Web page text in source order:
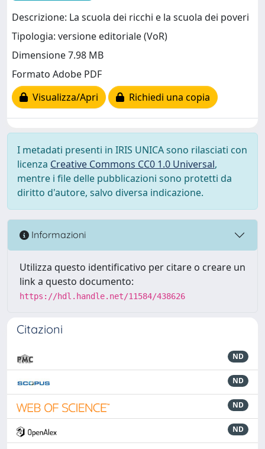
Descrizione: La scuola dei ricchi e la scuola dei poveri
Tipologia: versione editoriale (VoR)
Dimensione 7.98 MB
Formato Adobe PDF
Visualizza/Apri
Richiedi una copia
I metadati presenti in IRIS UNICA sono rilasciati con
licenza Creative Commons CC0 1.0 Universal,
mentre i file delle pubblicazioni sono protetti da
diritto d'autore, salvo diversa indicazione.
Informazioni
Utilizza questo identificativo per citare o creare un
link a questo documento:
https://hdl.handle.net/11584/438626
Citazioni
ND
ND
ND
ND